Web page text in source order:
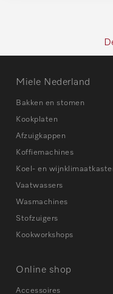
Miele Nederland
Bakken en stomen
Kookplaten
Afzuigkappen
Koffiemachines
Koel- en
Vaatwassers
Wasmachines
Stofzuigers
Kookworkshops
Online shop
Accessoires